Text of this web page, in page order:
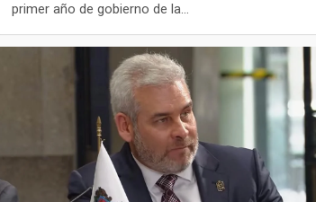
primer año de gobierno de la…